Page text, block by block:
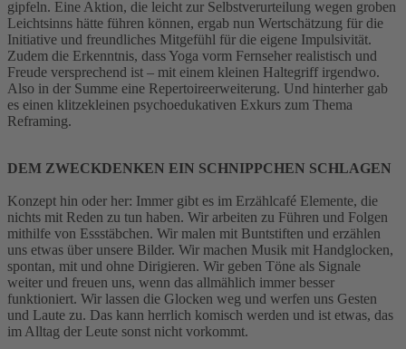
gipfeln. Eine Aktion, die leicht zur Selbstverurteilung wegen groben
Leichtsinns hätte führen können, ergab nun Wertschätzung für die
Initiative und freundliches Mitgefühl für die eigene Impulsivität.
Zudem die Erkenntnis, dass Yoga vorm Fernseher realistisch und
Freude versprechend ist – mit einem kleinen Haltegriff irgendwo.
Also in der Summe eine Repertoireerweiterung. Und hinterher gab
es einen klitzekleinen psychoedukativen Exkurs zum Thema
Reframing.
DEM ZWECKDENKEN EIN SCHNIPPCHEN SCHLAGEN
Konzept hin oder her: Immer gibt es im Erzählcafé Elemente, die
nichts mit Reden zu tun haben. Wir arbeiten zu Führen und Folgen
mithilfe von Essstäbchen. Wir malen mit Buntstiften und erzählen
uns etwas über unsere Bilder. Wir machen Musik mit Handglocken,
spontan, mit und ohne Dirigieren. Wir geben Töne als Signale
weiter und freuen uns, wenn das allmählich immer besser
funktioniert. Wir lassen die Glocken weg und werfen uns Gesten
und Laute zu. Das kann herrlich komisch werden und ist etwas, das
im Alltag der Leute sonst nicht vorkommt.